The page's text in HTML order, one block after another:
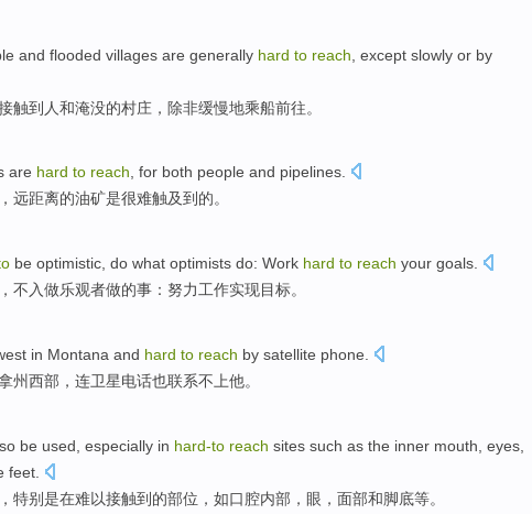
and flooded villages are generally hard to reach except slowly or by
触到 人和淹没的村庄 ， 除非缓慢地乘船前往。
are hard to reach, for both people and pipelines.
远距离的油矿是很难触及到 的。
be optimistic do what optimists do: Work hard to reach your goals
，不入做乐观者做的事： 努力工作实现目标。
in Montana and hard to reach by satellite phone
州西部 ，连卫星电话也联系不上他。
be used especially in hard-to reach sites such as the inner mouth eyes
feet.
， 特别是在难以接触到的部位 ， 如口腔内部 ， 眼 ， 面部和脚底等。